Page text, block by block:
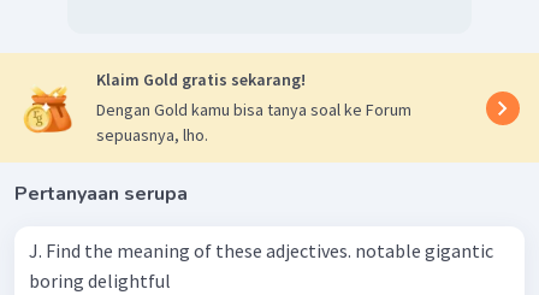
Klaim Gold gratis sekarang!
Dengan Gold kamu bisa tanya soal ke Forum
sepuasnya, lho.
Pertanyaan serupa
J. Find the meaning of these adjectives. notable gigantic
boring delightful